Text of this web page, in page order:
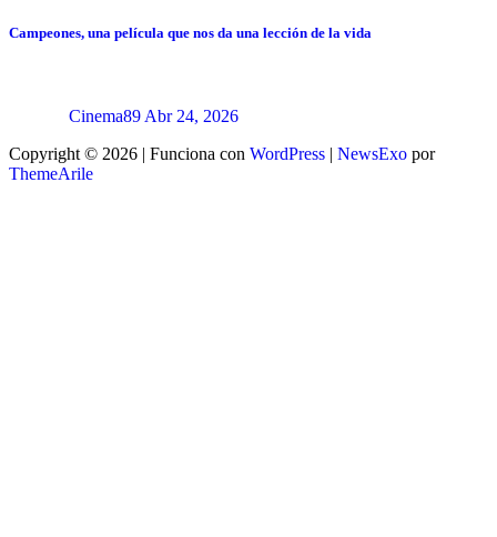
Campeones, una película que nos da una lección de la vida
Cinema89 Abr 24, 2026
Copyright © 2026 | Funciona con WordPress | NewsExo por
ThemeArile